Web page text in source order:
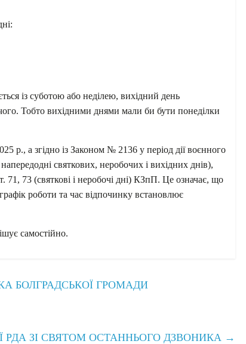
із суботою або неділею, вихідний день
Тобто вихідними днями мали би бути понеділки
р., а згідно із Законом № 2136 у період дії воєнного
святкових, неробочих і вихідних днів),
71, 73 (святкові і неробочі дні) КЗпП. Це означає, що
роботи та час відпочинку встановлює
самостійно.
БОЛГРАДСЬКОЇ ГРОМАДИ
РДА ЗІ СВЯТОМ ОСТАННЬОГО ДЗВОНИКА →